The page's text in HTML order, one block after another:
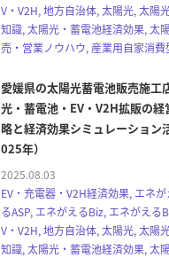
V・V2H, 地方自治体, 太陽光, 太陽
知識, 太陽光・蓄電池経済効果, 太
売・営業ノウハウ, 産業用自家消
愛媛県の太陽光蓄電池販売施工
光・蓄電池・EV・V2H拡販の
略と経済効果シミュレーション
025年）
2025.08.03
EV・充電器・V2H経済効果, エネ
るASP, エネがえるBiz, エネがえる
V・V2H, 地方自治体, 太陽光, 太陽
知識, 太陽光・蓄電池経済効果, 太